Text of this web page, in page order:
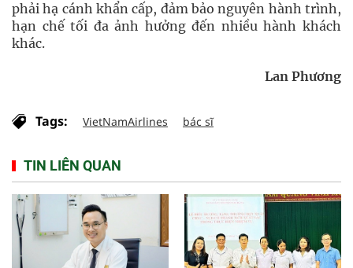
phải hạ cánh khẩn cấp, đảm bảo nguyên hành trình,
hạn chế tối đa ảnh hưởng đến nhiều hành khách
khác.
Lan Phương
Tags: VietNamAirlines bác sĩ
TIN LIÊN QUAN